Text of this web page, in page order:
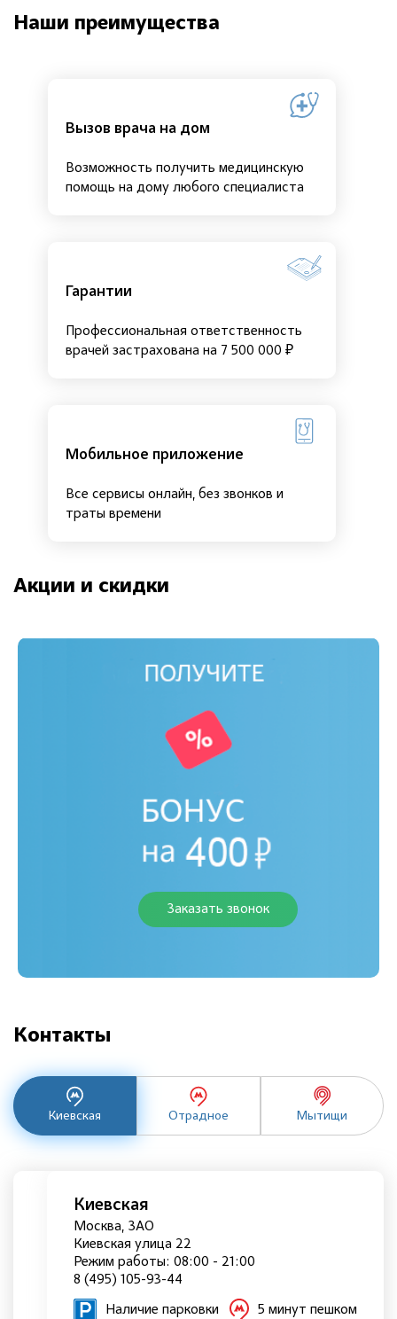
Наши преимущества
Вызов врача на дом
Возможность получить медицинскую
помощь на дому любого специалиста
Гарантии
Профессиональная ответственность
врачей застрахована на 7 500 000 ₽
Мобильное приложение
Все сервисы онлайн, без звонков и
траты времени
Акции и скидки
Заказать звонок
Контакты
Киевская Отрадное Мытищи
Киевская
Москва, ЗАО
Киевская улица 22
Режим работы: 08:00 - 21:00
8 (495) 105-93-44
Наличие парковки 5 минут пешком